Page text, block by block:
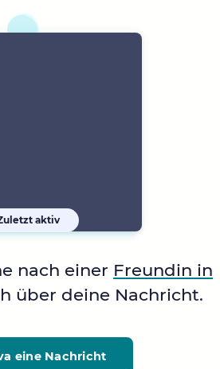
Eilish
aktiv
nach einer Freundin in
über deine Nachricht.
eine Nachricht